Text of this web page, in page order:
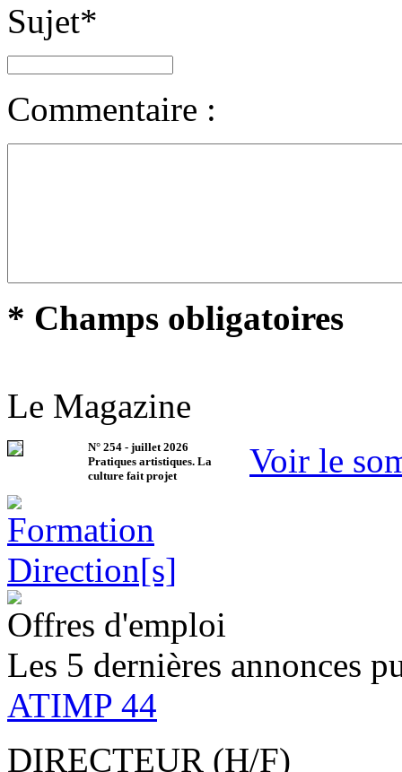
Sujet*
Commentaire :
* Champs obligatoires
Le Magazine
N° 254 - juillet 2026
Pratiques artistiques. La
culture fait projet
Voir le
Offres d'emploi
Les 5 dernières annonces
ATIMP 44
DIRECTEUR (H/F)